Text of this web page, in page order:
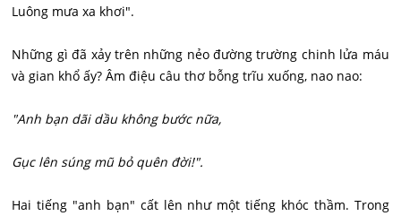
Luông mưa xa khơi".
Những gì đã xảy trên những nẻo đường trường chinh lửa máu
và gian khổ ấy? Âm điệu câu thơ bỗng trĩu xuống, nao nao:
"Anh bạn dãi dầu không bước nữa,
Gục lên súng mũ bỏ quên đời!".
Hai tiếng "anh bạn" cất lên như một tiếng khóc thầm. Trong